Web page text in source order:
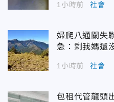
1小時前 社會
婦爬八通關失
急：剩我媽還
1小時前 社會
包租代管龍頭